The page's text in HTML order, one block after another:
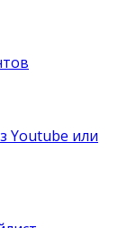
Youtube или